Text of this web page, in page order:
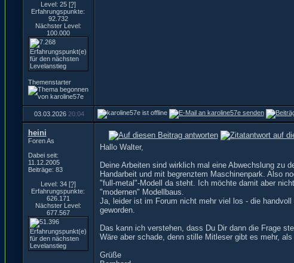
Level: 25 [?]
Erfahrungspunkte:
92.732
Nächster Level:
100.000
Themenstarter
03.03.2026 20:04
heini
Foren As
Dabei seit:
11.12.2005
Beiträge: 83
Level: 34 [?]
Erfahrungspunkte:
626.171
Nächster Level:
677.567
Hallo Walter,
Deine Arbeiten sind wirklich mal eine Abwechslung zu
Handarbeit und mit begrenztem Maschinenpark. Also
"full-metal"-Modell da steht. Ich möchte damit aber
"modernen" Modellbaus.
Ja, leider ist im Forum nicht mehr viel los - die
geworden.
Das kann ich verstehen, dass Du Dir dann die Frage
Wäre aber schade, denn stille Mitleser gibt es mehr,
Grüße